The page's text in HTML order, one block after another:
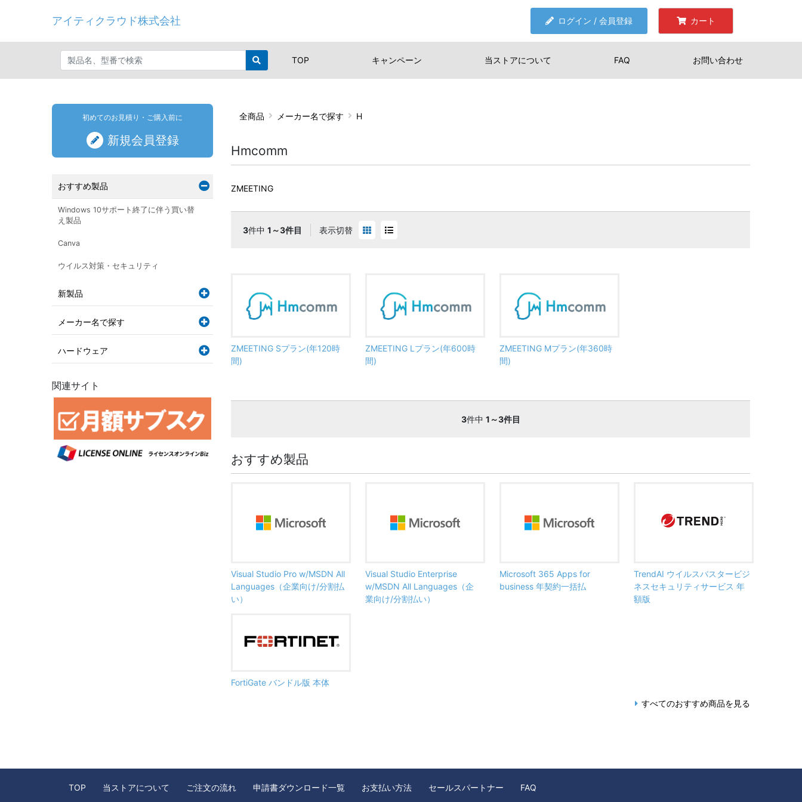
アイティクラウド株式会社 ログイン / 会員登録 カート
TOP キャンペーン 当ストアについて FAQ お問い合わせ
全商品 メーカー名で探す H
Hmcomm
ZMEETING
3件中 1～3件目 表示切替
ZMEETING Sプラン(年120時
間)
ZMEETING Lプラン(年600時
間)
ZMEETING Mプラン(年360時
間)
3件中 1～3件目
おすすめ製品
Visual Studio Pro w/MSDN All
Languages（企業向け/分割払
い）
Visual Studio Enterprise
w/MSDN All Languages（企
業向け/分割払い）
Microsoft 365 Apps for
business 年契約一括払
TrendAI ウイルスバスタービジ
ネスセキュリティサービス 年
額版
FortiGate バンドル版 本体
すべてのおすすめ商品を見る
初めてのお見積り・ご購入前に
新規会員登録
おすすめ製品
Windows 10サポート終了に伴う買い替
え製品
Canva
ウイルス対策・セキュリティ
新製品
メーカー名で探す
ハードウェア
関連サイト
TOP 当ストアについて ご注文の流れ 申請書ダウンロード一覧 お支払い方法 セールスパートナー FAQ